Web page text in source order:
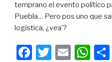
temprano el evento político
Puebla… Pero pos uno que
logística, ¿vea’?
F
T
E
W